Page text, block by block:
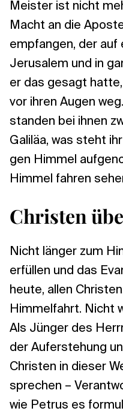
Meister ist nicht
Macht an die
empfangen, der auf
Jerusalem und in
er das gesagt
vor ihren Augen
standen bei ihnen
Galiläa, was steht
gen Himmel
Himmel fahren
Christen
Nicht länger zum
erfüllen und das
heute, allen
Himmelfahrt. Nicht
Als Jünger des
der Auferstehung
Christen in dieser
sprechen –
wie Petrus es